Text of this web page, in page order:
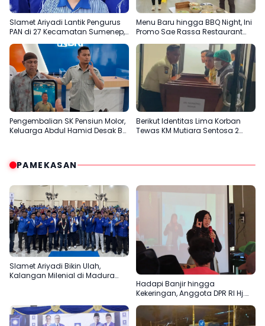
Slamet Ariyadi Lantik Pengurus
PAN di 27 Kecamatan Sumenep,
Menu Baru hingga BBQ Night, Ini
Promo Sae Rassa Restaurant
Pengembalian SK Pensiun Molor,
Keluarga Abdul Hamid Desak BRI
Berikut Identitas Lima Korban
Tewas KM Mutiara Sentosa 2
PAMEKASAN
Slamet Ariyadi Bikin Ulah,
Kalangan Milenial di Madura
Hadapi Banjir hingga
Kekeringan, Anggota DPR RI Hj.